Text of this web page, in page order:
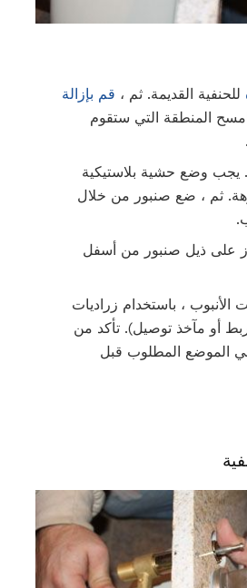
للحنفية القديمة. ثم ، قم بإزالة
المنطقة التي ستقوم
يجب وضع حشية بلاستيكية
ثم ، ضع صنبور من خلال
على ذيل صنبور من أسفل
الأنبوب ، باستخدام زراديات
أو مآخذ توصيل). تأكد من
الموضع المطلوب قبل